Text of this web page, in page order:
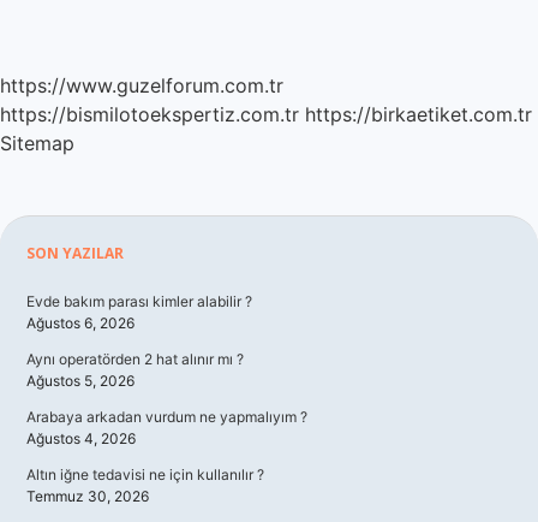
https://www.guzelforum.com.tr
https://bismilotoekspertiz.com.tr https://birkaetiket.com.tr
Sitemap
Sidebar
SON YAZILAR
Evde bakım parası kimler alabilir ?
Ağustos 6, 2026
Aynı operatörden 2 hat alınır mı ?
Ağustos 5, 2026
Arabaya arkadan vurdum ne yapmalıyım ?
Ağustos 4, 2026
Altın iğne tedavisi ne için kullanılır ?
Temmuz 30, 2026